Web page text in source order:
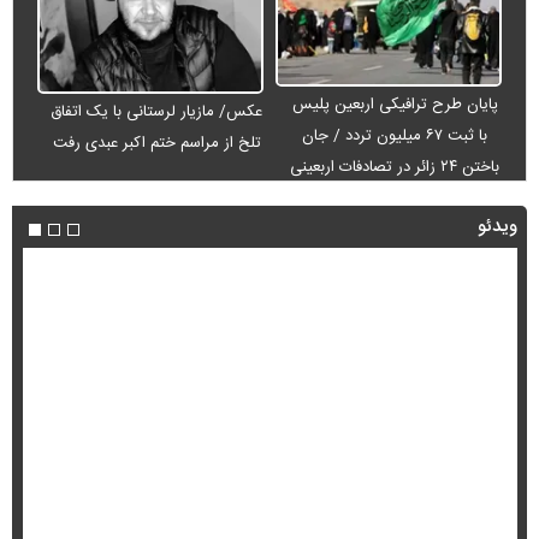
پایان طرح ترافیکی اربعین پلیس
با ثبت ۶۷ میلیون تردد / جان
باختن ۲۴ زائر در تصادفات اربعینی
عکس/ مازیار لرستانی با یک اتفاق
تلخ از مراسم ختم اکبر عبدی رفت
ویدئو